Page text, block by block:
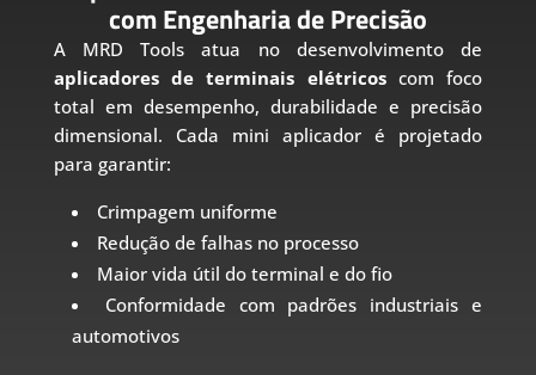
com Engenharia de Precisão
A MRD Tools atua no desenvolvimento de
aplicadores de terminais elétricoscom foco
total em desempenho, durabilidade e precisão
dimensional. Cada mini aplicador é projetado
para garantir:
Crimpagem uniforme
Redução de falhas no processo
Maior vida útil do terminal e do fio
Conformidade com padrões industriais e
automotivos